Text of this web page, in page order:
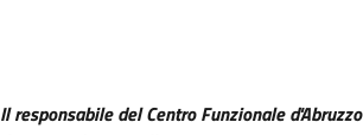
Il responsabile del Centro Funzionale d'Abruzzo